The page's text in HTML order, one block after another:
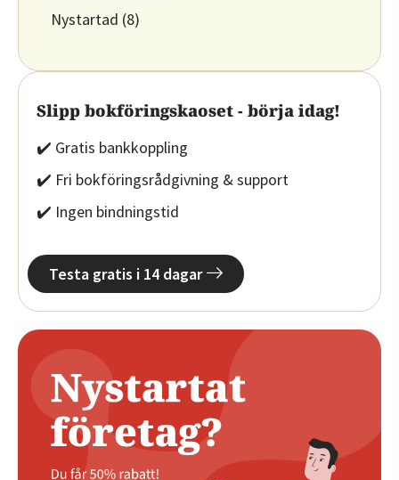
Nystartad (8)
Slipp bokföringskaoset - börja idag!
✔️ Gratis bankkoppling
✔️ Fri bokföringsrådgivning & support
✔️ Ingen bindningstid
Testa gratis i 14 dagar